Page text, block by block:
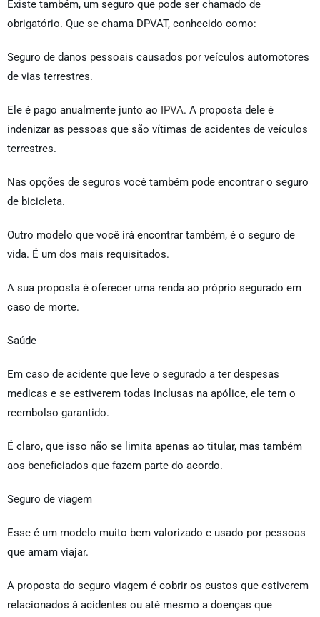
Existe também, um seguro que pode ser chamado de
obrigatório. Que se chama DPVAT, conhecido como:
Seguro de danos pessoais causados por veículos automotores
de vias terrestres.
Ele é pago anualmente junto ao IPVA. A proposta dele é
indenizar as pessoas que são vítimas de acidentes de veículos
terrestres.
Nas opções de seguros você também pode encontrar o seguro
de bicicleta.
Outro modelo que você irá encontrar também, é o seguro de
vida. É um dos mais requisitados.
A sua proposta é oferecer uma renda ao próprio segurado em
caso de morte.
Saúde
Em caso de acidente que leve o segurado a ter despesas
medicas e se estiverem todas inclusas na apólice, ele tem o
reembolso garantido.
É claro, que isso não se limita apenas ao titular, mas também
aos beneficiados que fazem parte do acordo.
Seguro de viagem
Esse é um modelo muito bem valorizado e usado por pessoas
que amam viajar.
A proposta do seguro viagem é cobrir os custos que estiverem
relacionados à acidentes ou até mesmo a doenças que